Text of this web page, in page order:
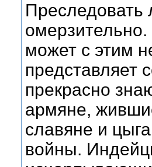
Преследовать
может с этим
представляет
прекрасно
армяне,
славяне и
войны.